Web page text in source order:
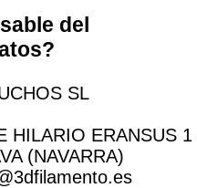
del
SL
HILARIO ERANSUS 1
(NAVARRA)